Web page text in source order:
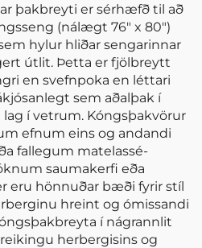
þakbreyti er sérhæfð til að
(nálægt 76" x 80")
hylur hliðar sengarinnar
útlit. Þetta er fjölbreytt
en svefnpoka en léttari
sem aðalþak í
í vetrum. Kóngsþakvörur
efnum eins og andandi
fallegum matelassé-
saumakerfi eða
eru hönnuðar bæði fyrir stíl
hreint og ómissandi
í nágrannlit
herbergisins og